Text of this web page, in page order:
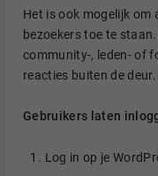
Het is ook mogelijk om
bezoekers toe te
community-, leden- of
reacties buiten de deur.
Gebruikers laten
Log in op je